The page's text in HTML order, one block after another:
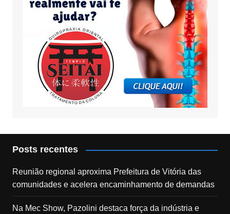
Posts recentes
Reunião regional aproxima Prefeitura de Vitória das
comunidades e acelera encaminhamento de demandas
Na Mec Show, Pazolini destaca força da indústria e